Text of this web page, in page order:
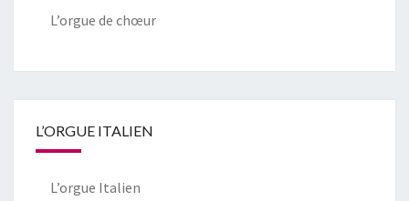
L’orgue de chœur
L’ORGUE ITALIEN
L’orgue Italien